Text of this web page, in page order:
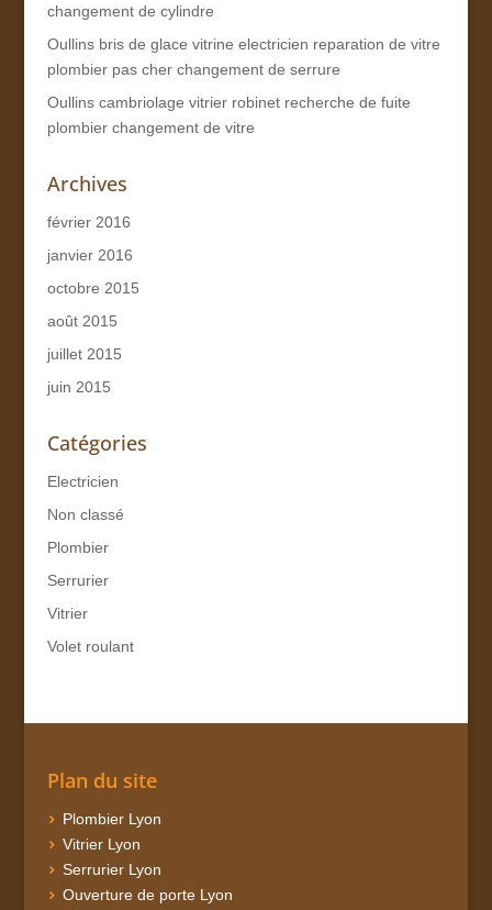
changement de cylindre
Oullins bris de glace vitrine electricien reparation de vitre
plombier pas cher changement de serrure
Oullins cambriolage vitrier robinet recherche de fuite
plombier changement de vitre
Archives
février 2016
janvier 2016
octobre 2015
août 2015
juillet 2015
juin 2015
Catégories
Electricien
Non classé
Plombier
Serrurier
Vitrier
Volet roulant
Plan du site
Plombier Lyon
Vitrier Lyon
Serrurier Lyon
Ouverture de porte Lyon